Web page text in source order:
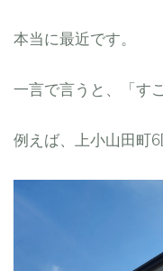
本当に最近です。
一言で言うと、「す
例えば、上小山田町6